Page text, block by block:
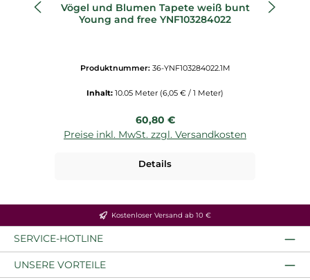
Vögel und Blumen Tapete weiß bunt
Young and free YNF103284022
Produktnummer: 36-YNF103284022.1M
Inhalt: 10.05 Meter (6,05 € / 1 Meter)
Regulärer Preis:
60,80 €
Preise inkl. MwSt. zzgl. Versandkosten
Details
Kostenloser Versand ab 10 €
SERVICE-HOTLINE
UNSERE VORTEILE